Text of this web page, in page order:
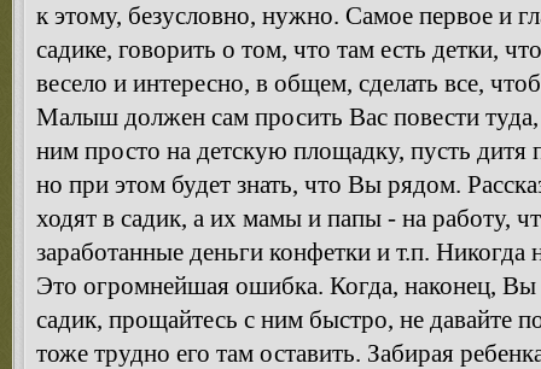
к этому, безусловно, нужно. Самое первое и
садике, говорить о том, что там есть детки,
весело и интересно, в общем, сделать все,
Малыш должен сам просить Вас повести
ним просто на детскую площадку, пусть дитя
но при этом будет знать, что Вы рядом.
ходят в садик, а их мамы и папы - на работу,
заработанные деньги конфетки и т.п. Никогда
Это огромнейшая ошибка. Когда, наконец, Вы
садик, прощайтесь с ним быстро, не давайте
тоже трудно его там оставить. Забирая